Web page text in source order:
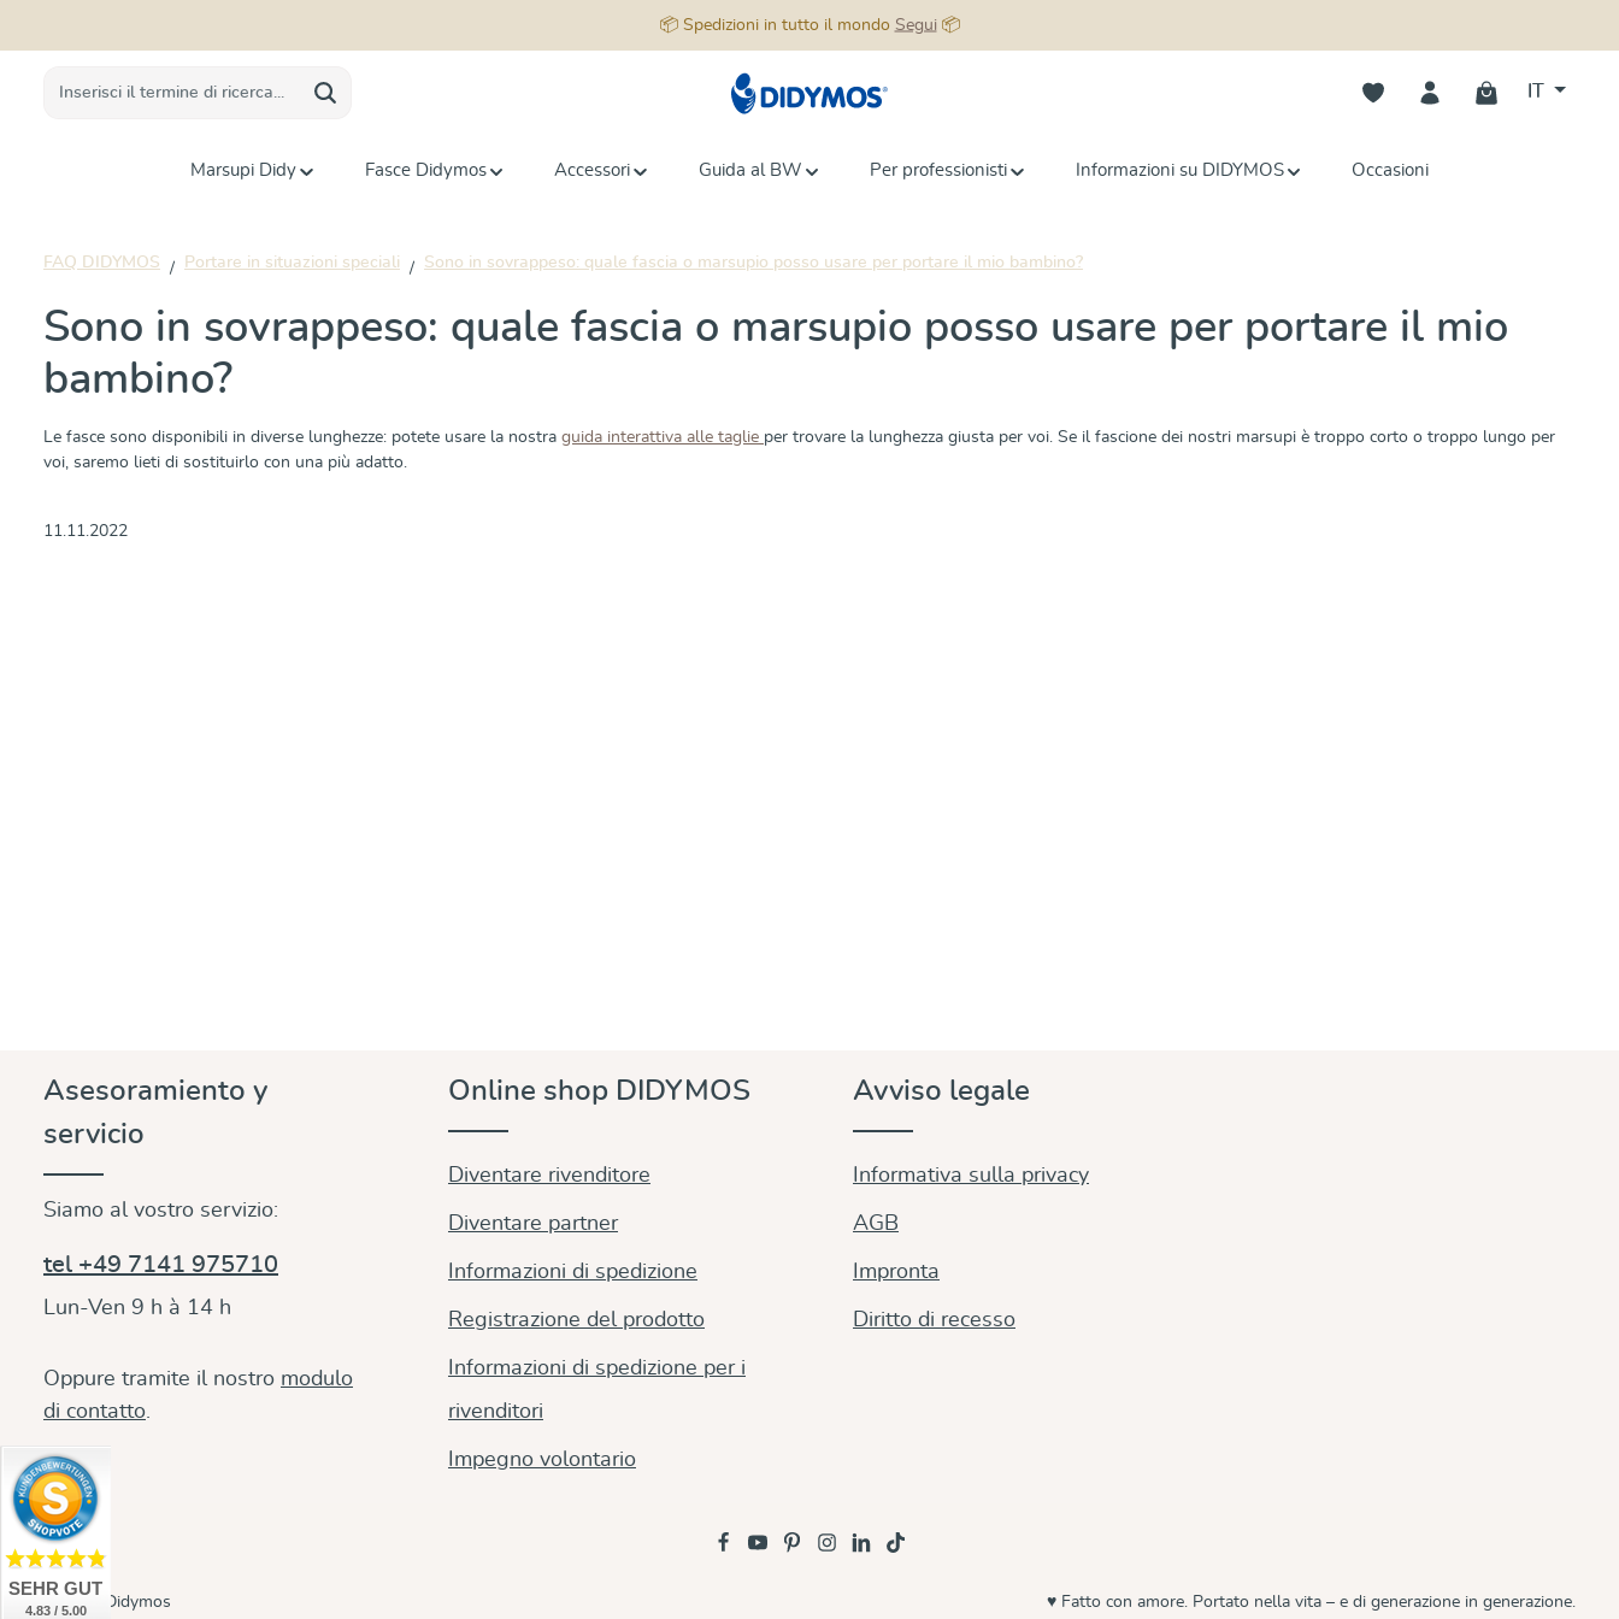
📦 Spedizioni in tutto il mondo Segui📦
Hai 0 articoli nella lista dei
Marsupi Didy Fasce Didymos Accessori Guida al BW Per professionisti Informazioni su DIDYMOS Occasioni
FAQ DIDYMOS Portare in situazioni speciali Sono in sovrappeso: quale fascia o marsupio posso usare per portare il mio bambino?
Sono in sovrappeso: quale fascia o marsupio posso usare per portare il mio
bambino?
Le fasce sono disponibili in diverse lunghezze: potete usare la nostra guida interattiva alle taglie per trovare la lunghezza giusta per voi. Se il fascione dei nostri marsupi è troppo corto o troppo lungo per
voi, saremo lieti di sostituirlo con una più adatto.
11.11.2022
Asesoramiento y
servicio
Siamo al vostro servizio:
tel +49 7141 975710
Lun-Ven 9 h à 14 h
Oppure tramite il nostro modulo
di contatto.
Online shop DIDYMOS
Diventare rivenditore
Diventare partner
Informazioni di spedizione
Registrazione del prodotto
Informazioni di spedizione per i
rivenditori
Impegno volontario
Avviso legale
Informativa sulla privacy
AGB
Impronta
Diritto di recesso
© 2026 Didymos ♥ Fatto con amore. Portato nella vita – e di generazione in generazione.
SEHR GUT
4.83 / 5.00